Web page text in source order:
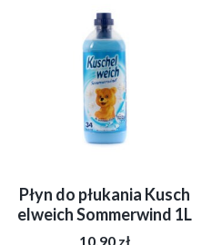
Płyn do płukania Kusch
elweich Sommerwind 1L
10,90 zł